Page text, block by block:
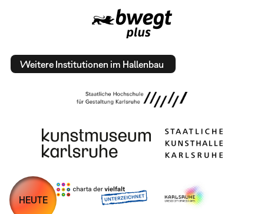
Weitere Institutionen im Hallenbau
HEUTE